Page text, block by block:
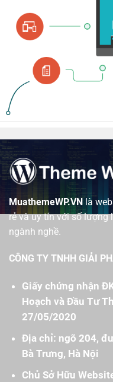
MuathemeWP.VNlà
rẻ và uy tín với số lượng
ngành nghề.
CÔNG TY TNHH GIẢI
Giấy chứng nhận
Hoạch và Đầu Tư
27/05/2020
Địa chỉ: ngõ 204,
Bà Trưng, Hà Nội
Chủ Sở Hữu